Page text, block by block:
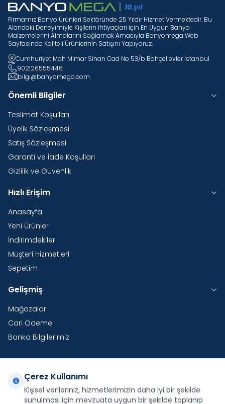
Firmamız Banyo Ürünleri Sektöründe 25 Yıldır Hizmet Vermektedir. Bu
Alandaki Deneyimiyle Kişilerin Ihtiyaçları Için En Uygun Banyo
Malzemelerini Almalarını Sağlamak Amacıyla Banyomega Web
Sayfasında Kaliteli Ürünlerinin Satışını Yapıyoruz.
Cumhuriyet Mah Mimar Sinan Cad No 53/b Bahçelievler İstanbul
902126555446
bilgi@banyomega.com
Önemli Bilgiler
Teslimat Koşulları
Üyelik Sözleşmesi
Satış Sözleşmesi
Garanti ve İade Koşulları
Gizlilik ve Güvenlik
Hızlı Erişim
Anasayfa
Yeni Ürünler
İndirimdekiler
Müşteri Hizmetleri
Sepetim
Gelişmiş
Mağazalar
Cari Ödeme
Banka Bilgilerimiz
Yurtdışı Kargo
Şirketimiz E-Fatura ve E-Arşiv Fatura uygulaması
Çerez Kullanımı
Kişisel verileriniz, hizmetlerimizin daha iyi bir şekilde
sunulması için mevzuata uygun bir şekilde toplanıp